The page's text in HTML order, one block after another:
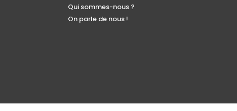
Qui sommes-nous ?
On parle de nous !